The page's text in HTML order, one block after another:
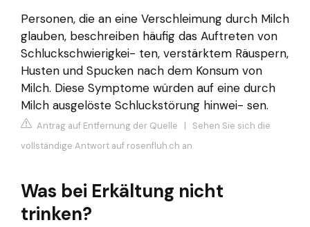
Personen, die an eine Verschleimung durch Milch
glauben, beschreiben häufig das Auftreten von
Schluckschwierigkei- ten, verstärktem Räuspern,
Husten und Spucken nach dem Konsum von
Milch. Diese Symptome würden auf eine durch
Milch ausgelöste Schluckstörung hinwei- sen.
Antrag auf Entfernung der Quelle | Sehen Sie sich die
vollständige Antwort auf rosenfluh.ch an
Was bei Erkältung nicht
trinken?